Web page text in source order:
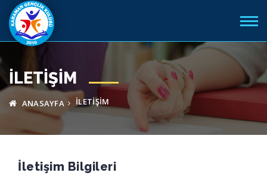
İLETIŞIM
ANASAYFA İLETIŞIM
İletişim Bilgileri